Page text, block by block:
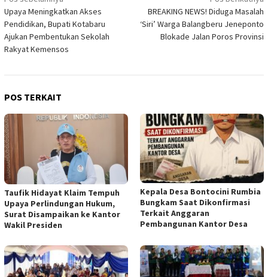
pos
Upaya Meningkatkan Akses
Pendidikan, Bupati Kotabaru
Ajukan Pembentukan Sekolah
Rakyat Kemensos
BREAKING NEWS! Diduga Masalah
‘Siri’ Warga Balangberu Jeneponto
Blokade Jalan Poros Provinsi
POS TERKAIT
Taufik Hidayat Klaim Tempuh
Upaya Perlindungan Hukum,
Surat Disampaikan ke Kantor
Wakil Presiden
Kepala Desa Bontocini Rumbia
Bungkam Saat Dikonfirmasi
Terkait Anggaran
Pembangunan Kantor Desa